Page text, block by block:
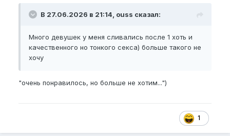
В 27.06.2026 в 21:14, ouss сказал:
Много девушек у меня сливались после 1 хоть и
качественного но тонкого секса) больше такого не
хочу
"очень понравилось, но больше не хотим...")
1